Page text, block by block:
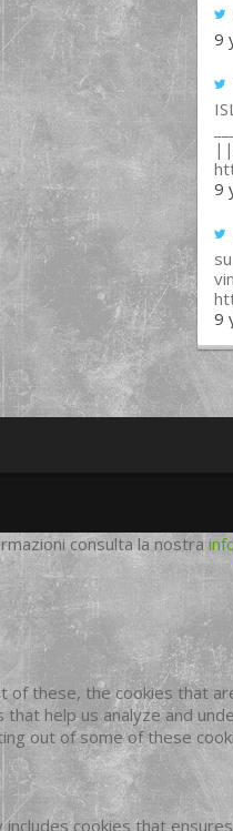
9
||l
9
9
consulta la nostra
these, the cookies that
help us analyze and
out of some of these
cookies that